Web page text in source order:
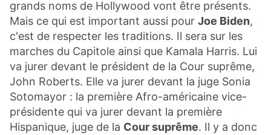
grands noms de Hollywood vont être présents.
Mais ce qui est important aussi pour Joe Biden,
c'est de respecter les traditions. Il sera sur les
marches du Capitole ainsi que Kamala Harris. Lui
va jurer devant le président de la Cour suprême,
John Roberts. Elle va jurer devant la juge Sonia
Sotomayor : la première Afro-américaine vice-
présidente qui va jurer devant la première
Hispanique, juge de la Cour suprême. Il y a donc